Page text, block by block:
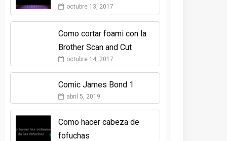
octubre 13, 2017
Como cortar foami con la
Brother Scan and Cut
octubre 14, 2017
Comic James Bond 1
abril 5, 2019
Como hacer cabeza de
fofuchas